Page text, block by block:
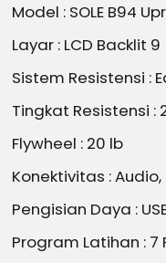
Model : SOLE B94
Layar : LCD Backlit 9
Sistem Resistensi :
Tingkat Resistensi :
Flywheel : 20 lb
Konektivitas : Audio,
Pengisian Daya :
Program Latihan : 7